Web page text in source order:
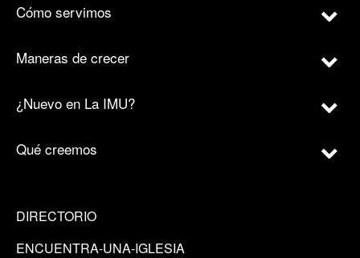
Cómo servimos
Maneras de crecer
¿Nuevo en La IMU?
Qué creemos
DIRECTORIO
ENCUENTRA-UNA-IGLESIA